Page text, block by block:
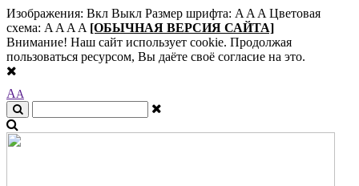
Изображения: Вкл Выкл Размер шрифта: A A A Цветовая
схема: A A A A [ОБЫЧНАЯ ВЕРСИЯ САЙТА]
Внимание! Наш сайт использует cookie. Продолжая
пользоваться ресурсом, Вы даёте своё согласие на это.
AA